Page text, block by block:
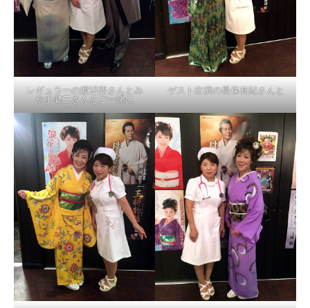
レギュラーの渡辺要さんとみ
やま健二さんとご一緒に
ゲスト出演の長保有紀さんと